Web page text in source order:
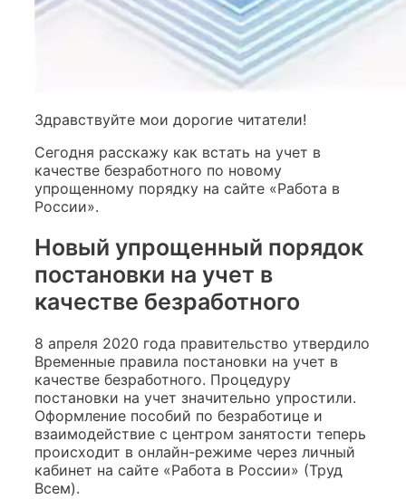
Здравствуйте мои дорогие читатели!
Сегодня расскажу как встать на учет в
качестве безработного по новому
упрощенному порядку на сайте «Работа в
России».
Новый упрощенный порядок
постановки на учет в
качестве безработного
8 апреля 2020 года правительство утвердило
Временные правила постановки на учет в
качестве безработного. Процедуру
постановки на учет значительно упростили.
Оформление пособий по безработице и
взаимодействие с центром занятости теперь
происходит в онлайн-режиме через личный
кабинет на сайте «Работа в России» (Труд
Всем).